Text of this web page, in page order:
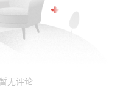
暂无评论